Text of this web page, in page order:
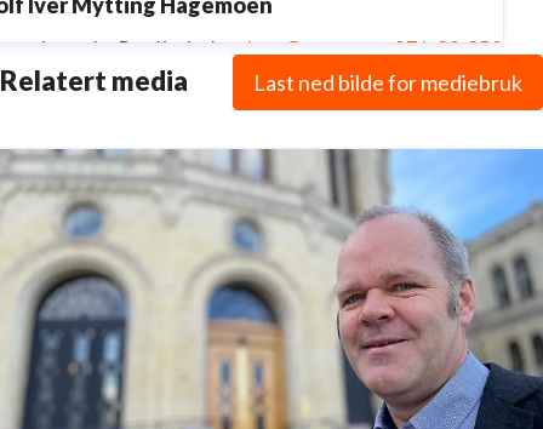
Daglig leder river@novap.no 971 29 250
Relatert media Last ned bilde for mediebruk